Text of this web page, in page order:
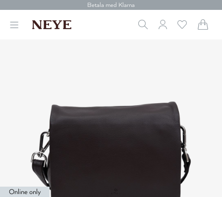
Betala med Klarna
Gratis frakt över 699 kr.
Online only